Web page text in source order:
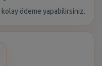
ödeme yapabilirsiniz.